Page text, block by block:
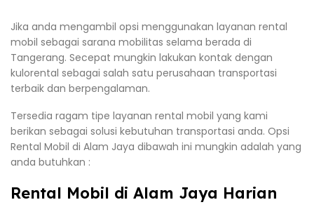
Jika anda mengambil opsi menggunakan layanan rental
mobil sebagai sarana mobilitas selama berada di
Tangerang. Secepat mungkin lakukan kontak dengan
kulorental sebagai salah satu perusahaan transportasi
terbaik dan berpengalaman.
Tersedia ragam tipe layanan rental mobil yang kami
berikan sebagai solusi kebutuhan transportasi anda. Opsi
Rental Mobil di Alam Jaya dibawah ini mungkin adalah yang
anda butuhkan :
Rental Mobil di Alam Jaya Harian